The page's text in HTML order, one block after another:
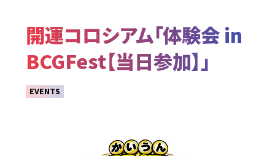
開運コロシアム「体験会 in
BCGFest【当日参加】」
EVENTS